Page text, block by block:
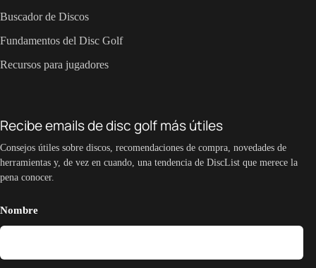
Buscador de Discos
Fundamentos del Disc Golf
Recursos para jugadores
Recibe emails de disc golf más útiles
Consejos útiles sobre discos, recomendaciones de compra, novedades de
herramientas y, de vez en cuando, una tendencia de DiscList que merece la
pena conocer.
Nombre